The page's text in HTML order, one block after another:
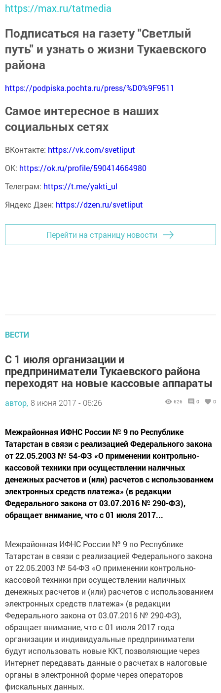
https://max.ru/tatmedia
Подписаться на газету "Светлый
путь" и узнать о жизни Тукаевского
района
https://podpiska.pochta.ru/press/%D0%9F9511
Самое интересное в наших
социальных сетях
ВКонтакте: https://vk.com/svetliput
ОК: https://ok.ru/profile/590414664980
Телеграм: https://t.me/yakti_ul
Яндекс Дзен: https://dzen.ru/svetliput
Перейти на страницу новости
ВЕСТИ
С 1 июля организации и
предприниматели Тукаевского района
переходят на новые кассовые аппараты
автор, 8 июня 2017 - 06:26 626 0 0
Межрайонная ИФНС России № 9 по Республике
Татарстан в связи с реализацией Федерального закона
от 22.05.2003 № 54-ФЗ «О применении контрольно-
кассовой техники при осуществлении наличных
денежных расчетов и (или) расчетов с использованием
электронных средств платежа» (в редакции
Федерального закона от 03.07.2016 № 290-ФЗ),
обращает внимание, что с 01 июля 2017...
Межрайонная ИФНС России № 9 по Республике
Татарстан в связи с реализацией Федерального закона
от 22.05.2003 № 54-ФЗ «О применении контрольно-
кассовой техники при осуществлении наличных
денежных расчетов и (или) расчетов с использованием
электронных средств платежа» (в редакции
Федерального закона от 03.07.2016 № 290-ФЗ),
обращает внимание, что с 01 июля 2017 года
организации и индивидуальные предприниматели
будут использовать новые ККТ, позволяющие через
Интернет передавать данные о расчетах в налоговые
органы в электронной форме через операторов
фискальных данных.